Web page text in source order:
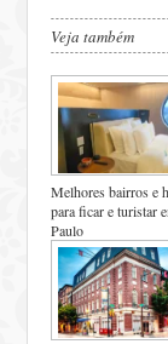
Veja também
Melhores bairros e
para ficar e turistar
Paulo